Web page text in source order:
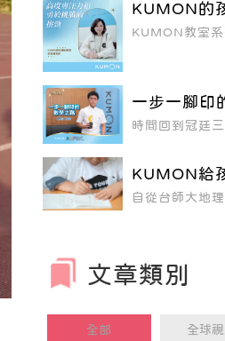
KUMON的
就是不一樣
度專注力和
KUMON教室系
一步一腳印
學之路！
時間回到冠廷
KUMON長達十
的他來說，這
怨，也沒有抗拒
像一個溫順的孩
安靜地翻開每一
又一個數字。
KUMON給
的是品質教
非速成補教
自從台師大地
在孩子們身上，
一位充滿影響力
教師資格。教室
是大班制的教學
文章類別
全部 全球